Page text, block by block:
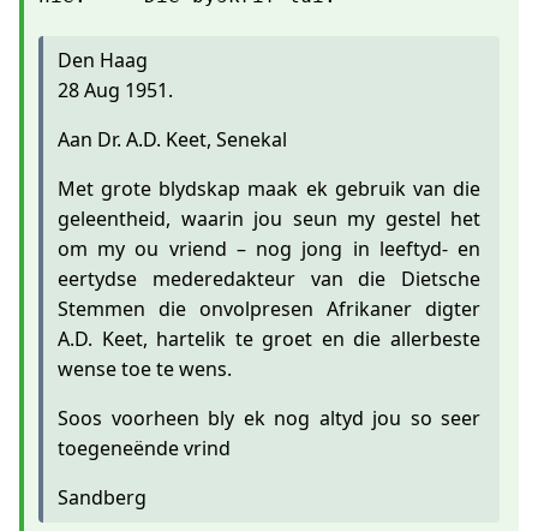
Den Haag
28 Aug 1951.
Aan Dr. A.D. Keet, Senekal
Met grote blydskap maak ek gebruik van die
geleentheid, waarin jou seun my gestel het
om my ou vriend – nog jong in leeftyd- en
eertydse mederedakteur van die Dietsche
Stemmen die onvolpresen Afrikaner digter
A.D. Keet, hartelik te groet en die allerbeste
wense toe te wens.
Soos voorheen bly ek nog altyd jou so seer
toegeneënde vrind
Sandberg